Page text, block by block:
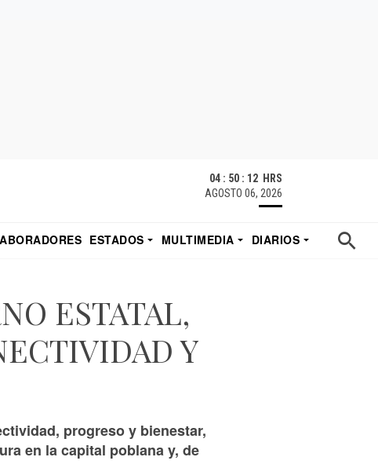
04 : 50 : 13 HRS
AGOSTO 06, 2026
ESTADOS MULTIMEDIA
DIARIOS
ESTATAL,
Y
progreso y bienestar,
en la capital poblana y, de